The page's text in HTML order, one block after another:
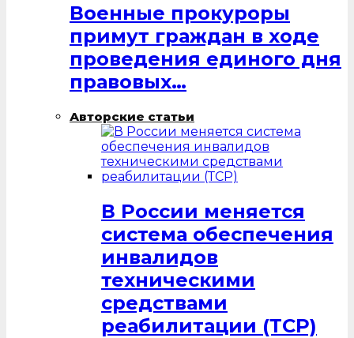
Военные прокуроры
примут граждан в ходе
проведения единого дня
правовых…
Авторские статьи
В России меняется
система обеспечения
инвалидов
техническими
средствами
реабилитации (ТСР)